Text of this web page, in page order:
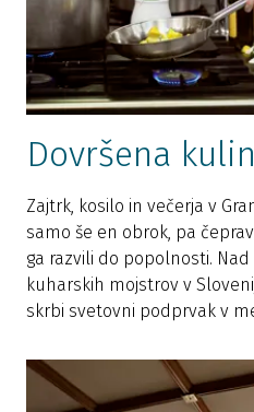
Dovršena
Zajtrk, kosilo in večerja v
samo še en obrok, pa
ga razvili do popolnosti.
kuharskih mojstrov v
skrbi svetovni podprvak v